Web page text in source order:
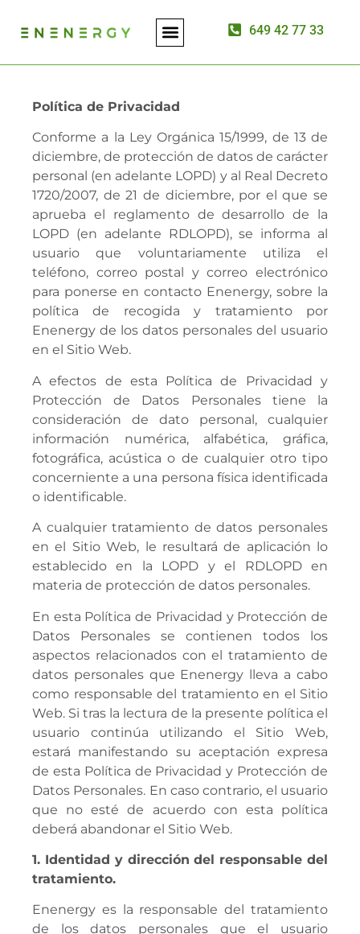
649 42 77 33
Política de Privacidad
Conforme a la Ley Orgánica 15/1999, de 13 de
diciembre, de protección de datos de carácter
personal (en adelante LOPD) y al Real Decreto
1720/2007, de 21 de diciembre, por el que se
aprueba el reglamento de desarrollo de la
LOPD (en adelante RDLOPD), se informa al
usuario que voluntariamente utiliza el
teléfono, correo postal y correo electrónico
para ponerse en contacto Enenergy, sobre la
política de recogida y tratamiento por
Enenergy de los datos personales del usuario
en el Sitio Web.
A efectos de esta Política de Privacidad y
Protección de Datos Personales tiene la
consideración de dato personal, cualquier
información numérica, alfabética, gráfica,
fotográfica, acústica o de cualquier otro tipo
concerniente a una persona física identificada
o identificable.
A cualquier tratamiento de datos personales
en el Sitio Web, le resultará de aplicación lo
establecido en la LOPD y el RDLOPD en
materia de protección de datos personales.
En esta Política de Privacidad y Protección de
Datos Personales se contienen todos los
aspectos relacionados con el tratamiento de
datos personales que Enenergy lleva a cabo
como responsable del tratamiento en el Sitio
Web. Si tras la lectura de la presente política el
usuario continúa utilizando el Sitio Web,
estará manifestando su aceptación expresa
de esta Política de Privacidad y Protección de
Datos Personales. En caso contrario, el usuario
que no esté de acuerdo con esta política
deberá abandonar el Sitio Web.
1. Identidad y dirección del responsable del
tratamiento.
Enenergy es la responsable del tratamiento
de los datos personales que el usuario